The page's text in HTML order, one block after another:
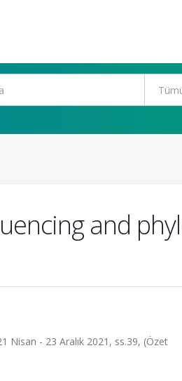
and
Nisan - 23 Aralık 2021, ss.39, (Özet